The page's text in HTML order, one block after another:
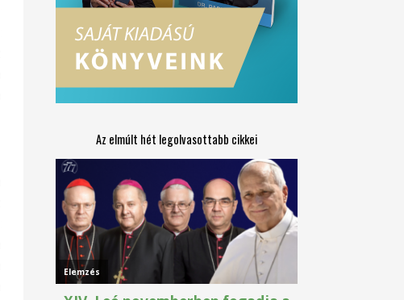
Az elmúlt hét legolvasottabb cikkei